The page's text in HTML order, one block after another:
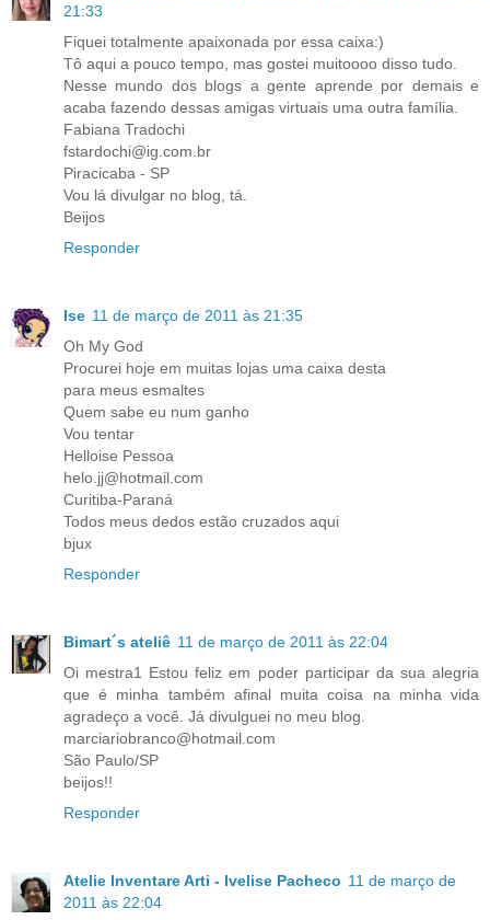
21:33
Fiquei totalmente apaixonada por essa caixa:)
Tô aqui a pouco tempo, mas gostei muitoooo disso tudo.
Nesse mundo dos blogs a gente aprende por demais e
acaba fazendo dessas amigas virtuais uma outra família.
Fabiana Tradochi
fstardochi@ig.com.br
Piracicaba - SP
Vou lá divulgar no blog, tá.
Beijos
Responder
Ise 11 de março de 2011 às 21:35
Oh My God
Procurei hoje em muitas lojas uma caixa desta
para meus esmaltes
Quem sabe eu num ganho
Vou tentar
Helloise Pessoa
helo.jj@hotmail.com
Curitiba-Paraná
Todos meus dedos estão cruzados aqui
bjux
Responder
Bimart´s ateliê 11 de março de 2011 às 22:04
Oi mestra1 Estou feliz em poder participar da sua alegria
que é minha também afinal muita coisa na minha vida
agradeço a você. Já divulguei no meu blog.
marciariobranco@hotmail.com
São Paulo/SP
beijos!!
Responder
Atelie Inventare Arti - Ivelise Pacheco 11 de março de
2011 às 22:04